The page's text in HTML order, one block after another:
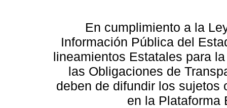
En cumplimiento a la
Información Pública del
lineamientos Estatales para
las Obligaciones de
deben de difundir los sujetos
en la Plataforma